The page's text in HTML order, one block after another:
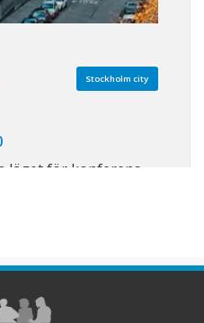
Stockholm city
läget för konferens
erbjuder moderna
för både s ...